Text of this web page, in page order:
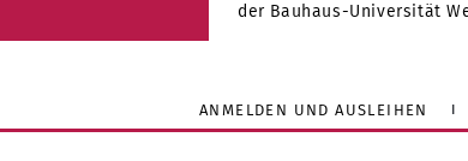
der Bauhaus-Universität
ANMELDEN UND AUSLEIHEN